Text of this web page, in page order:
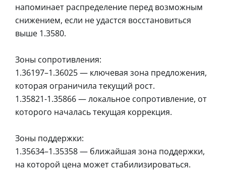
напоминает распределение перед возможным
снижением, если не удастся восстановиться
выше 1.3580.
Зоны сопротивления:
1.36197–1.36025 — ключевая зона предложения,
которая ограничила текущий рост.
1.35821-1.35866 — локальное сопротивление, от
которого началась текущая коррекция.
Зоны поддержки:
1.35634–1.35358 — ближайшая зона поддержки,
на которой цена может стабилизироваться.